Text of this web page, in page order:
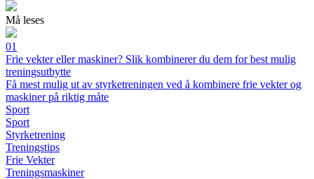
Må leses
01
Frie vekter eller maskiner? Slik kombinerer du dem for best mulig
treningsutbytte
Få mest mulig ut av styrketreningen ved å kombinere frie vekter og
maskiner på riktig måte
Sport
Sport
Styrketrening
Treningstips
Frie Vekter
Treningsmaskiner